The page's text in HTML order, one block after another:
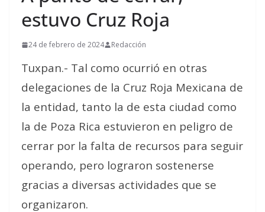
estuvo Cruz Roja
24 de febrero de 2024 Redacción
Tuxpan.- Tal como ocurrió en otras
delegaciones de la Cruz Roja Mexicana de
la entidad, tanto la de esta ciudad como
la de Poza Rica estuvieron en peligro de
cerrar por la falta de recursos para seguir
operando, pero lograron sostenerse
gracias a diversas actividades que se
organizaron.